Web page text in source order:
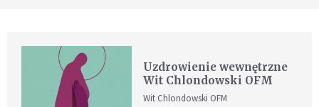
Uzdrowienie wewnętrzne
Wit Chlondowski OFM
Wit Chlondowski OFM